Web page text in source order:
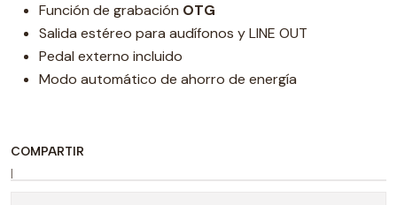
Función de grabación OTG
Salida estéreo para audífonos y LINE OUT
Pedal externo incluido
Modo automático de ahorro de energía
COMPARTIR
|